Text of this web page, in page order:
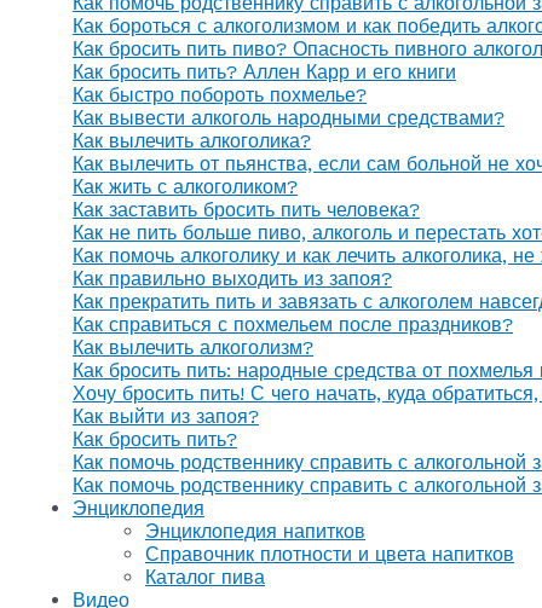
Как бороться с алкоголизмом и как победить
Как бросить пить пиво? Опасность пивного
Как бросить пить? Аллен Карр и его книги
Как быстро побороть похмелье?
Как вывести алкоголь народными средствами?
Как вылечить алкоголика?
Как вылечить от пьянства, если сам больной не
Как жить с алкоголиком?
Как заставить бросить пить человека?
Как не пить больше пиво, алкоголь и перестать
Как помочь алкоголику и как лечить алкоголика,
Как правильно выходить из запоя?
Как прекратить пить и завязать с алкоголем
Как справиться с похмельем после праздников?
Как вылечить алкоголизм?
Как бросить пить: народные средства от похмелья
Хочу бросить пить! С чего начать, куда
Как выйти из запоя?
Как бросить пить?
Как помочь родственнику справить с алкогольной
Как помочь родственнику справить с алкогольной
Энциклопедия
Энциклопедия напитков
Справочник плотности и цвета напитков
Каталог пива
Видео